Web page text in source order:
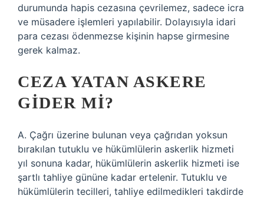
durumunda hapis cezasına çevrilemez, sadece icra
ve müsadere işlemleri yapılabilir. Dolayısıyla idari
para cezası ödenmezse kişinin hapse girmesine
gerek kalmaz.
CEZA YATAN ASKERE
GIDER MI?
A. Çağrı üzerine bulunan veya çağrıdan yoksun
bırakılan tutuklu ve hükümlülerin askerlik hizmeti
yıl sonuna kadar, hükümlülerin askerlik hizmeti ise
şartlı tahliye gününe kadar ertelenir. Tutuklu ve
hükümlülerin tecilleri, tahliye edilmedikleri takdirde